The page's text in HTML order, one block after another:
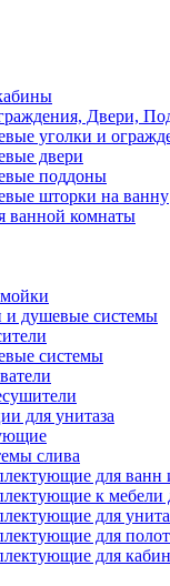
Двери,
уголки и
двери
поддоны
шторки на ванну
ванной комнаты
и душевые системы
системы
для унитаза
слива
для ванн
к мебели
для
для
для